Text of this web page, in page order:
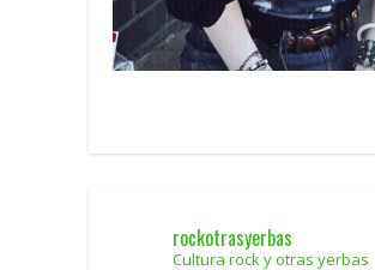
rockotrasyerbas
Cultura rock y otras yerbas